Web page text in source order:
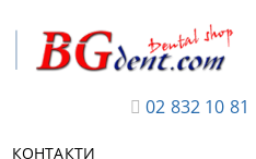
02 832 10 81
КОНТАКТИ